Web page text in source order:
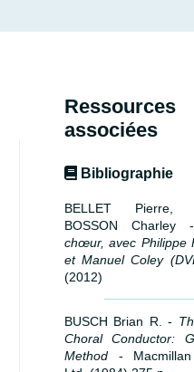
Ressources
associées
Bibliographie
BELLET Pierre,
BOSSON
chœur, avec Philippe
et Manuel Coley
(2012)
BUSCH Brian R. -
Choral Conductor:
Method - Macmillan